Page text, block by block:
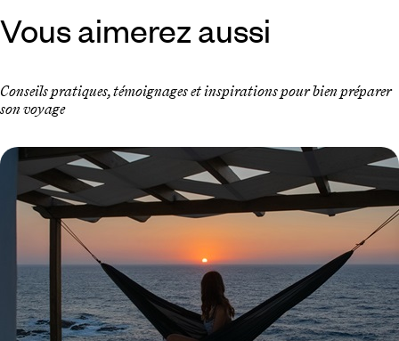
Vous aimerez aussi
Conseils pratiques, témoignages et inspirations pour bien préparer
son voyage